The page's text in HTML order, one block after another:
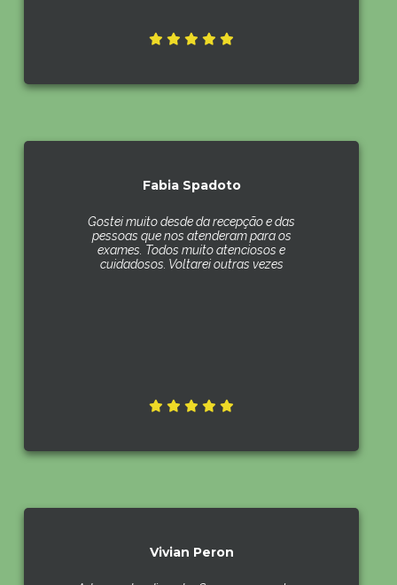
Fabia Spadoto
Gostei muito desde da recepção e das
pessoas que nos atenderam para os
exames. Todos muito atenciosos e
cuidadosos. Voltarei outras vezes
Vivian Peron